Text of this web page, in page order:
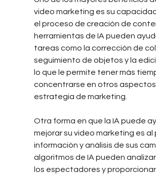
video marketing es su
el proceso de creación de
herramientas de IA pueden
tareas como la corrección de
seguimiento de objetos y la
lo que le permite tener más
concentrarse en otros aspectos
estrategia de marketing.
Otra forma en que la IA puede
mejorar su video marketing es
información y análisis de sus
algoritmos de IA pueden
los espectadores y